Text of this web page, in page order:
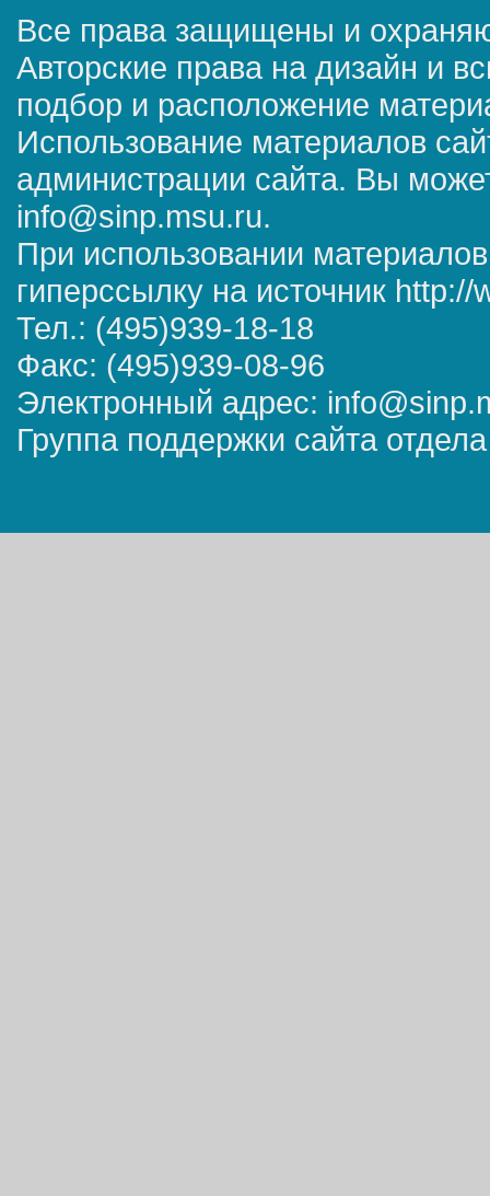
Все права защищены и
Авторские права на дизайн и
подбор и расположение
Использование материалов
администрации сайта. Вы
info@sinp.msu.ru.
При использовании
гиперссылку на источник
Тел.: (495)939-18-18
Факс: (495)939-08-96
Электронный адрес:
Группа поддержки сайта